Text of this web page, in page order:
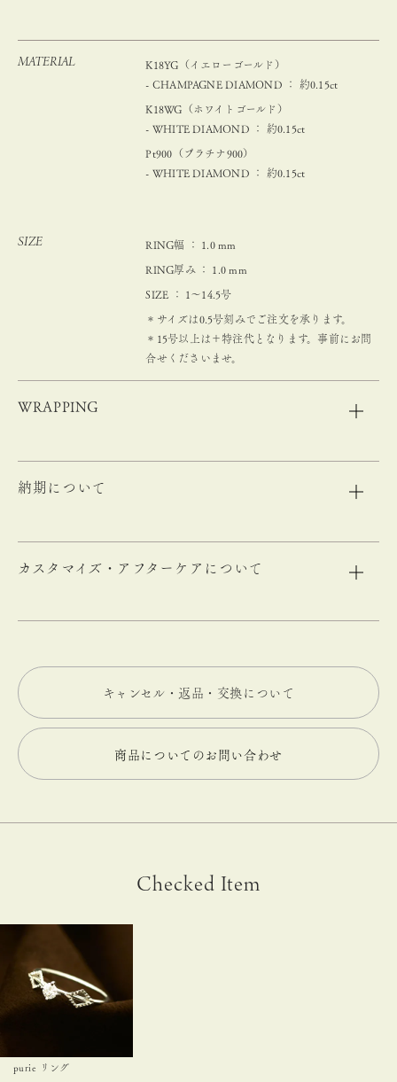
MATERIAL
K18YG（イエローゴールド）
- CHAMPAGNE DIAMOND ： 約0.15ct
K18WG（ホワイトゴールド）
- WHITE DIAMOND ： 約0.15ct
Pt900（プラチナ900）
- WHITE DIAMOND ： 約0.15ct
SIZE RING幅 ： 1.0 mm
RING厚み ： 1.0 mm
SIZE ： 1～14.5号
＊サイズは0.5号刻みでご注文を承ります。
＊15号以上は＋特注代となります。事前にお問
合せくださいませ。
WRAPPING
納期について
カスタマイズ・アフターケアについて
キャンセル・返品・交換について
商品についてのお問い合わせ
Checked Item
purie リング